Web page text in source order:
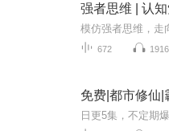
强者思维 | 认
672
免费|都市修仙|